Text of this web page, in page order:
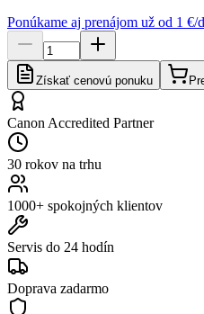
Ponúkame aj prenájom už od 1
Získať cenovú ponuku
Canon Accredited Partner
30 rokov na trhu
1000+ spokojných klientov
Servis do 24 hodín
Doprava zadarmo